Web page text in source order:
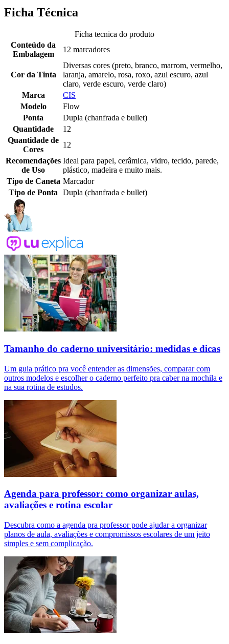
Ficha Técnica
Ficha tecnica do produto
Conteúdo da
Embalagem
12 marcadores
Cor da Tinta
Diversas cores (preto, branco, marrom, vermelho,
laranja, amarelo, rosa, roxo, azul escuro, azul
claro, verde escuro, verde claro)
Marca
CIS
Modelo
Flow
Ponta
Dupla (chanfrada e bullet)
Quantidade
12
Quantidade de
Cores
12
Recomendações
de Uso
Ideal para papel, cerâmica, vidro, tecido, parede,
plástico, madeira e muito mais.
Tipo de Caneta Marcador
Tipo de Ponta
Dupla (chanfrada e bullet)
Tamanho do caderno universitário: medidas e dicas
Um guia prático pra você entender as dimensões, comparar com
outros modelos e escolher o caderno perfeito pra caber na mochila e
na sua rotina de estudos.
Agenda para professor: como organizar aulas,
avaliações e rotina escolar
Descubra como a agenda pra professor pode ajudar a organizar
planos de aula, avaliações e compromissos escolares de um jeito
simples e sem complicação.